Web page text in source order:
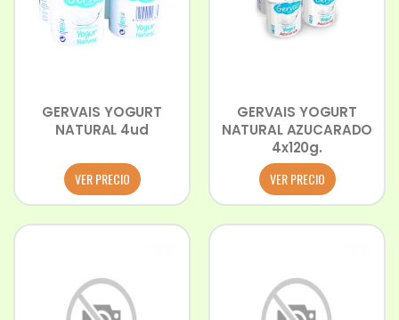
GERVAIS YOGURT
NATURAL 4ud
VER PRECIO
GERVAIS YOGURT
NATURAL AZUCARADO
4x120g.
VER PRECIO